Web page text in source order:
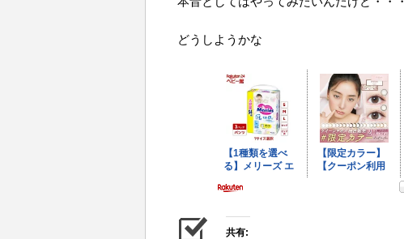
どうしようかな
共有: